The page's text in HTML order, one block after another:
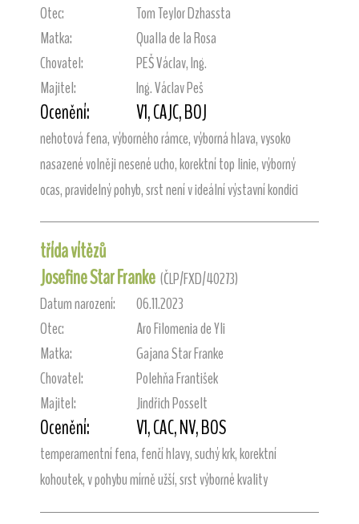
Otec:
Tom Teylor Dzhassta
Matka:
Qualla de la Rosa
Chovatel:
PEŠ Václav, Ing.
Majitel:
Ing. Václav Peš
Ocenění: V1, CAJC, BOJ
nehotová fena, výborného rámce, výborná hlava, vysoko
nasazené volněji nesené ucho, korektní top linie, výborný
ocas, pravidelný pohyb, srst není v ideální výstavní kondici
třída vítězů
Josefine Star Franke (ČLP/FXD/40273)
Datum narození:
06.11.2023
Otec:
Aro Filomenia de Yli
Matka:
Gajana Star Franke
Chovatel:
Polehňa František
Majitel:
Jindřich Posselt
Ocenění: V1, CAC, NV, BOS
temperamentní fena, fenčí hlavy, suchý krk, korektní
kohoutek, v pohybu mírně užší, srst výborné kvality